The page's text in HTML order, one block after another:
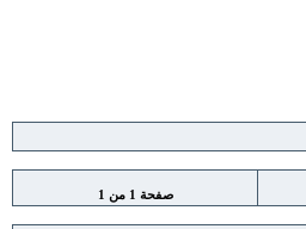
صفحة 1 من 1